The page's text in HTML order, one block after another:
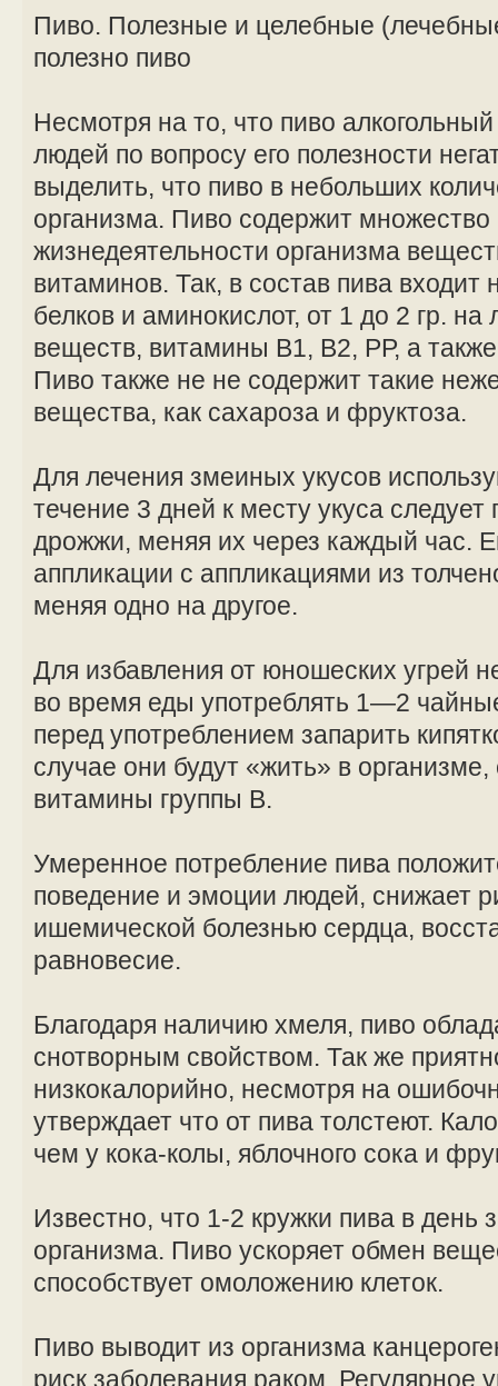
Пиво. Полезные и целебные
полезно пиво
Несмотря на то, что пиво
людей по вопросу его полезности
выделить, что пиво в небольших
организма. Пиво содержит
жизнедеятельности организма
витаминов. Так, в состав пива входит
белков и аминокислот, от 1 до 2 гр.
веществ, витамины В1, В2, РР, а
Пиво также не не содержит такие
вещества, как сахароза и фруктоза.
Для лечения змеиных укусов
течение 3 дней к месту укуса
дрожжи, меняя их через каждый час.
аппликации с аппликациями из
меняя одно на другое.
Для избавления от юношеских угрей
во время еды употреблять 1—2
перед употреблением запарить
случае они будут «жить» в
витамины группы В.
Умеренное потребление пива
поведение и эмоции людей, снижает
ишемической болезнью сердца,
равновесие.
Благодаря наличию хмеля, пиво
снотворным свойством. Так же
низкокалорийно, несмотря на
утверждает что от пива толстеют.
чем у кока-колы, яблочного сока и
Известно, что 1-2 кружки пива в день
организма. Пиво ускоряет обмен
способствует омоложению клеток.
Пиво выводит из организма
риск заболевания раком. Регулярное